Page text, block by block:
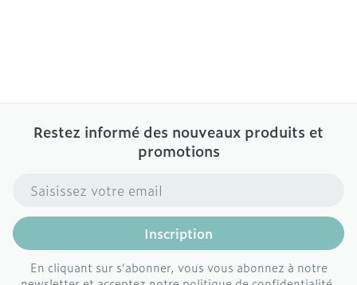
Restez informé des nouveaux produits et
promotions
Adresse mail
Inscription
En cliquant sur s'abonner, vous vous abonnez à notre